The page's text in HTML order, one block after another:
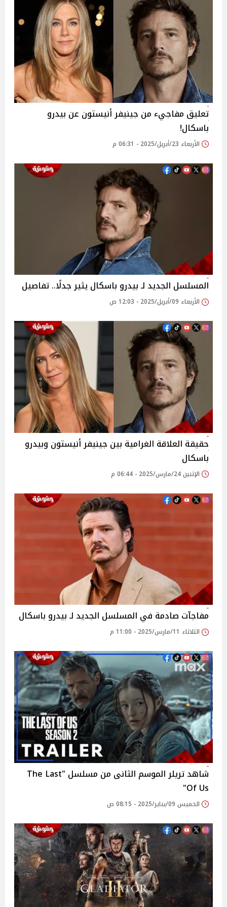
تعليق مفاجيء من جينيفر أنيستون عن بيدرو
باسكال!
الأربعاء 23/أبريل/2025 - 06:31 م
المسلسل الجديد لـ بيدرو باسكال يثير جدلًا.. تفاصيل
الأربعاء 09/أبريل/2025 - 12:03 ص
حقيقة العلاقة الغرامية بين جينيفر أنيستون وبيدرو
باسكال
الإثنين 24/مارس/2025 - 06:44 م
مفاجآت صادمة في المسلسل الجديد لـ بيدرو باسكال
الثلاثاء 11/مارس/2025 - 11:00 م
شاهد تريلر الموسم الثانى من مسلسل "The Last
Of Us"
الخميس 09/يناير/2025 - 08:15 ص